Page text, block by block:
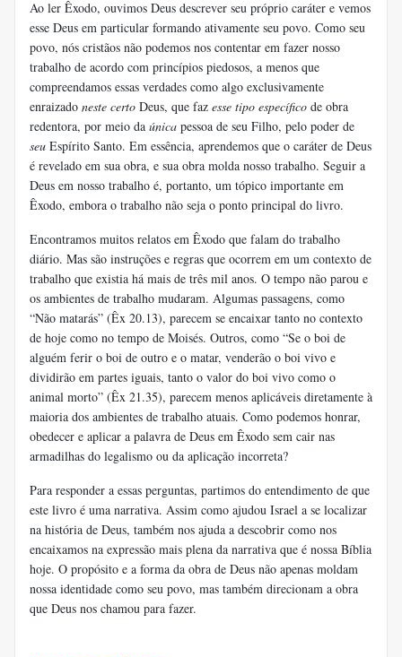
Ao ler Êxodo, ouvimos Deus descrever seu próprio caráter e vemos
esse Deus em particular formando ativamente seu povo. Como seu
povo, nós cristãos não podemos nos contentar em fazer nosso
trabalho de acordo com princípios piedosos, a menos que
compreendamos essas verdades como algo exclusivamente
enraizado neste certo Deus, que faz esse tipo específico de obra
redentora, por meio da única pessoa de seu Filho, pelo poder de
seu Espírito Santo. Em essência, aprendemos que o caráter de Deus
é revelado em sua obra, e sua obra molda nosso trabalho. Seguir a
Deus em nosso trabalho é, portanto, um tópico importante em
Êxodo, embora o trabalho não seja o ponto principal do livro.
Encontramos muitos relatos em Êxodo que falam do trabalho
diário. Mas são instruções e regras que ocorrem em um contexto de
trabalho que existia há mais de três mil anos. O tempo não parou e
os ambientes de trabalho mudaram. Algumas passagens, como
“Não matarás” (Êx 20.13), parecem se encaixar tanto no contexto
de hoje como no tempo de Moisés. Outros, como “Se o boi de
alguém ferir o boi de outro e o matar, venderão o boi vivo e
dividirão em partes iguais, tanto o valor do boi vivo como o
animal morto” (Êx 21.35), parecem menos aplicáveis ​​diretamente à
maioria dos ambientes de trabalho atuais. Como podemos honrar,
obedecer e aplicar a palavra de Deus em Êxodo sem cair nas
armadilhas do legalismo ou da aplicação incorreta?
Para responder a essas perguntas, partimos do entendimento de que
este livro é uma narrativa. Assim como ajudou Israel a se localizar
na história de Deus, também nos ajuda a descobrir como nos
encaixamos na expressão mais plena da narrativa que é nossa Bíblia
hoje. O propósito e a forma da obra de Deus não apenas moldam
nossa identidade como seu povo, mas também direcionam a obra
que Deus nos chamou para fazer.